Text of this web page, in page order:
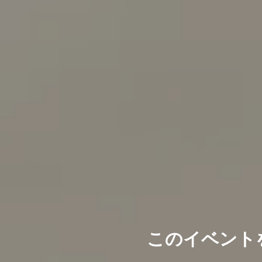
このイベント